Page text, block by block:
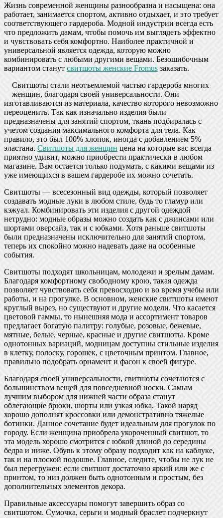
Жизнь современной женщины разнообразна и насыщена: она
работает, занимается спортом, активно отдыхает, и это требует
соответствующего гардероба. Модной индустрии всегда есть
что предложить дамам, чтобы помочь им выглядеть эффектно
и чувствовать себя комфортно. Наиболее практичной и
универсальной является одежда, которую можно
комбинировать с любыми другими вещами. Безошибочным
вариантом станут свитшоты женские Fromus заказать.
Свитшоты стали неотъемлемой частью гардероба многих
женщин, благодаря своей универсальности. Они
изготавливаются из материала, качество которого невозможно
переоценить. Так как изначально изделия были
предназначены для занятий спортом, ткань подбиралась с
учетом создания максимального комфорта для тела. Как
правило, это был 100% хлопок, иногда с добавлением 5%
эластана. Свитшоты для женщин цена на которые вас всегда
приятно удивит, можно приобрести практически в любом
магазине. Вам остается только подумать, с какими вещами из
уже имеющихся в вашем гардеробе их можно сочетать.
Свитшоты ― всесезонный вид одежды, который позволяет
создавать модные луки в любом стиле, будь то гламур или
кэжуал. Комбинировать эти изделия с другой одеждой
нетрудно: модные образы можно создать как с джинсами или
шортами оверсайз, так и с юбками. Хотя раньше свитшоты
были предназначены исключительно для занятий спортом,
теперь их спокойно можно надевать даже на особенные
события.
Свитшоты подходят школьницам, молодежи и зрелым дамам.
Благодаря комфортному свободному крою, такая одежда
позволяет чувствовать себя превосходно и во время учебы или
работы, и на прогулке. В основном, женские свитшоты имеют
круглый вырез, но существуют и другие модели. Что касается
цветовой гаммы, то нынешняя мода и ассортимент товаров
предлагает богатую палитру: голубые, розовые, бежевые,
мятные, белые, черные, красные и другие свитшоты. Кроме
однотонных вариаций, модницам доступны стильные изделия
в клетку, полоску, горошек, с цветочным принтом. Главное,
правильно подобрать орнамент и фасон к своей фигуре.
Благодаря своей универсальности, свитшоты сочетаются с
большинством вещей для повседневной носки. Самым
лучшим выбором для нижней части образа станут
облегающие брюки, шорты или узкая юбка. Такой наряд
хорошо дополнят кроссовки или демонстративно тяжелые
ботинки. Данное сочетание будет идеальным для прогулок по
городу. Если женщина приобрела укороченный свитшот, то
эта модель хорошо смотрится с юбкой длиной до середины
бедра и ниже. Обувь к этому образу подходит как на каблуке,
так и на плоской подошве. Главное, следите, чтобы не лук не
был перегружен: если свитшот достаточно яркий или же с
принтом, то низ должен быть однотонным и простым, без
дополнительных элементов декора.
Правильные аксессуары помогут завершить образ со
свитшотом. Сумочка, серьги и модный браслет подчеркнут